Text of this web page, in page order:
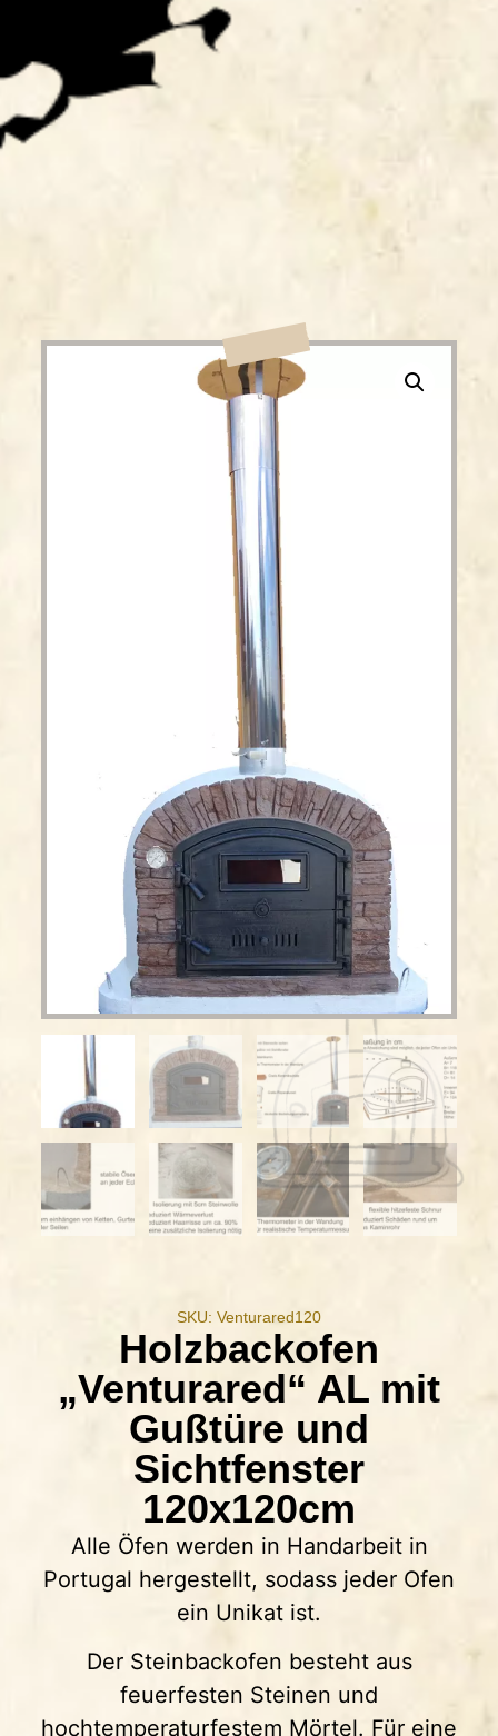
SKU: Venturared120
Holzbackofen
„Venturared“ AL mit
Gußtüre und
Sichtfenster
120x120cm
Alle Öfen werden in Handarbeit in
Portugal hergestellt, sodass jeder Ofen
ein Unikat ist.
Der Steinbackofen besteht aus
feuerfesten Steinen und
hochtemperaturfestem Mörtel. Für eine